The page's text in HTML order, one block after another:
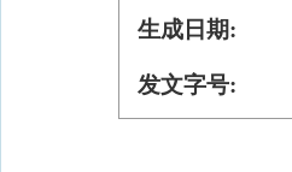
生成日期:
发文字号: